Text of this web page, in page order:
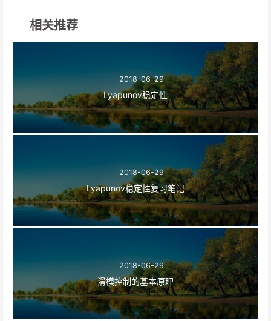
相关推荐
2018-06-29
Lyapunov稳定性
2018-06-29
Lyapunov稳定性复习笔记
2018-06-29
滑模控制的基本原理